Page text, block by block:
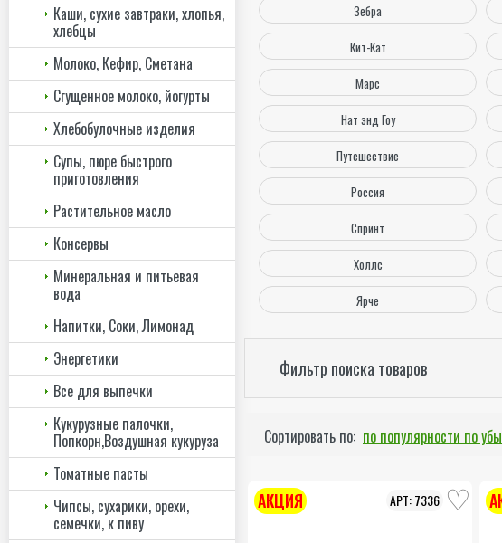
Каши, сухие завтраки, хлопья,
хлебцы
Молоко, Кефир, Сметана
Сгущенное молоко, йогурты
Хлебобулочные изделия
Супы, пюре быстрого
приготовления
Растительное масло
Консервы
Минеральная и питьевая
вода
Напитки, Соки, Лимонад
Энергетики
Все для выпечки
Кукурузные палочки,
Попкорн,Воздушная кукуруза
Томатные пасты
Чипсы, сухарики, орехи,
семечки, к пиву
Зебра
Кит-Кат
Марс
Нат энд Гоу
Путешествие
Россия
Спринт
Холлс
Ярче
Фильтр поиска товаров
Сортировать по: по популярности по
7336
АКЦИЯ